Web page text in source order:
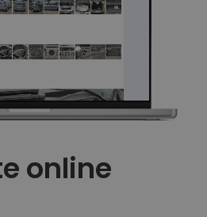
online